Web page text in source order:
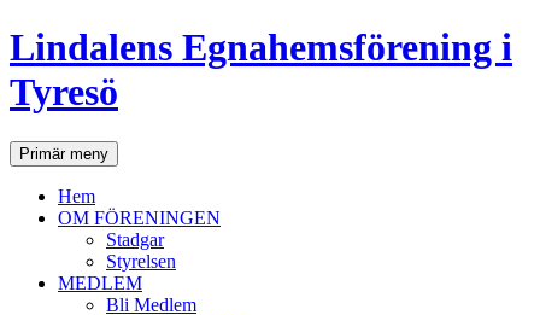
Lindalens Egnahemsförening i
Tyresö
SökPrimär meny Hoppa
till
Hem
OM FÖRENINGEN
Stadgar
Styrelsen
MEDLEM
Bli Medlem